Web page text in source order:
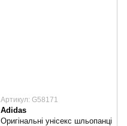
Артикул: G58171
Adidas
Оригінальні унісекс шльопанці